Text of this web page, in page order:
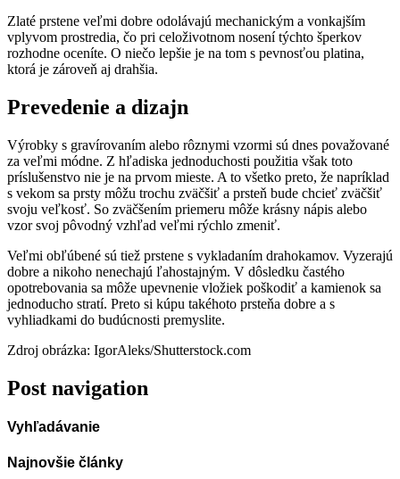
Zlaté prstene veľmi dobre odolávajú mechanickým a vonkajším
vplyvom prostredia, čo pri celoživotnom nosení týchto šperkov
rozhodne oceníte. O niečo lepšie je na tom s pevnosťou platina,
ktorá je zároveň aj drahšia.
Prevedenie a dizajn
Výrobky s gravírovaním alebo rôznymi vzormi sú dnes považované
za veľmi módne. Z hľadiska jednoduchosti použitia však toto
príslušenstvo nie je na prvom mieste. A to všetko preto, že napríklad
s vekom sa prsty môžu trochu zväčšiť a prsteň bude chcieť zväčšiť
svoju veľkosť. So zväčšením priemeru môže krásny nápis alebo
vzor svoj pôvodný vzhľad veľmi rýchlo zmeniť.
Veľmi obľúbené sú tiež prstene s vykladaním drahokamov. Vyzerajú
dobre a nikoho nenechajú ľahostajným. V dôsledku častého
opotrebovania sa môže upevnenie vložiek poškodiť a kamienok sa
jednoducho stratí. Preto si kúpu takéhoto prsteňa dobre a s
vyhliadkami do budúcnosti premyslite.
Zdroj obrázka: IgorAleks/Shutterstock.com
Post navigation
Vyhľadávanie
Najnovšie články